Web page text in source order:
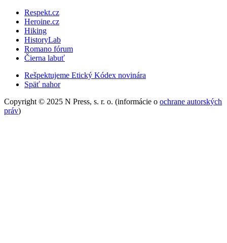
Respekt.cz
Heroine.cz
Hiking
HistoryLab
Romano fórum
Čierna labuť
Rešpektujeme Etický Kódex novinára
Späť nahor
Copyright © 2025 N Press, s. r. o. (informácie o ochrane autorských
práv)